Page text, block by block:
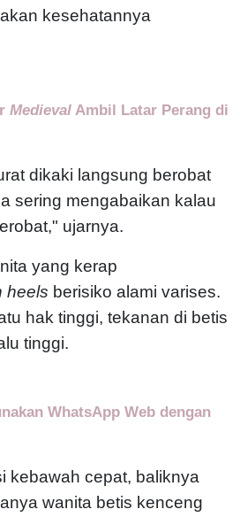
kesehatannya
Medieval Ambil Latar Perang di
dikaki langsung berobat
sering mengabaikan kalau
ujarnya.
yang kerap
heels berisiko alami varises.
hak tinggi, tekanan di betis
tinggi.
WhatsApp Web dengan
kebawah cepat, baliknya
wanita betis kenceng